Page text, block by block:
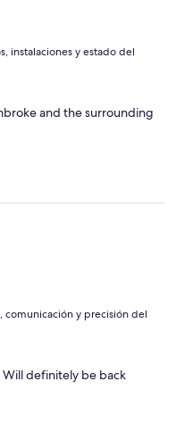
instalaciones y estado del
and the surrounding
comunicación y precisión del
definitely be back